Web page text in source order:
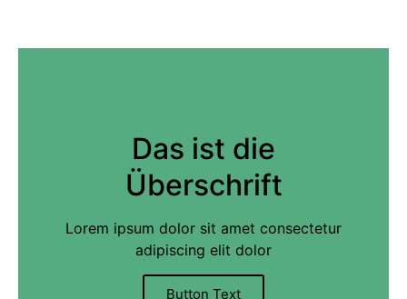
Das ist die
Überschrift
Lorem ipsum dolor sit amet consectetur
adipiscing elit dolor
Button Text